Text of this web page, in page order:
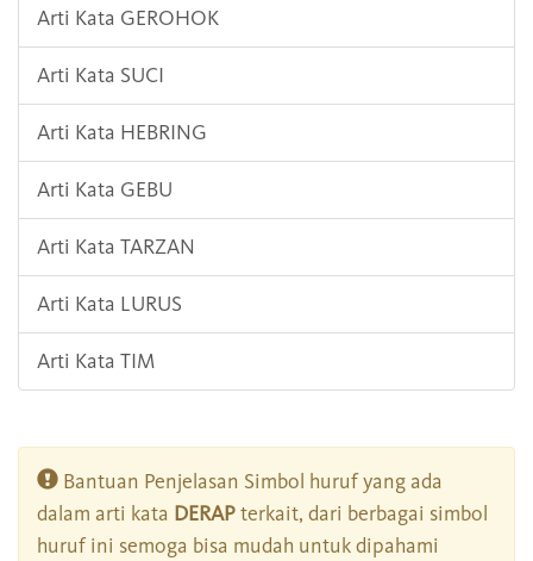
Arti Kata GEROHOK
Arti Kata SUCI
Arti Kata HEBRING
Arti Kata GEBU
Arti Kata TARZAN
Arti Kata LURUS
Arti Kata TIM
Bantuan Penjelasan Simbol huruf yang ada
dalam arti kata DERAPterkait, dari berbagai simbol
huruf ini semoga bisa mudah untuk dipahami